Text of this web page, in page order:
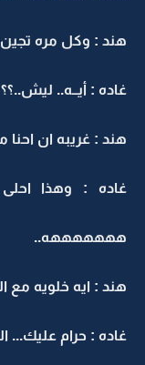
هند : وكل مره
غاده : أيــه.. ليش..؟؟
هند : غريبه ان احنا
غاده : وهذا احلى
هههههههه..
هند : ايه خلويه مع
غاده : حرام عليك...